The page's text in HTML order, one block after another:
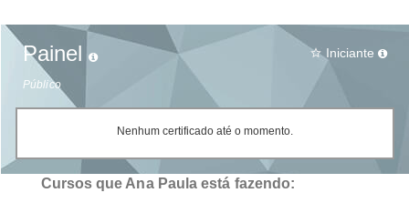
Painel
Público
star_border Iniciante
Nenhum certificado até o momento.
Cursos que Ana Paula está fazendo: